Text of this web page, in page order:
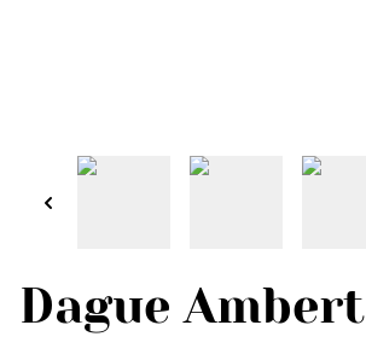
Dague Ambert